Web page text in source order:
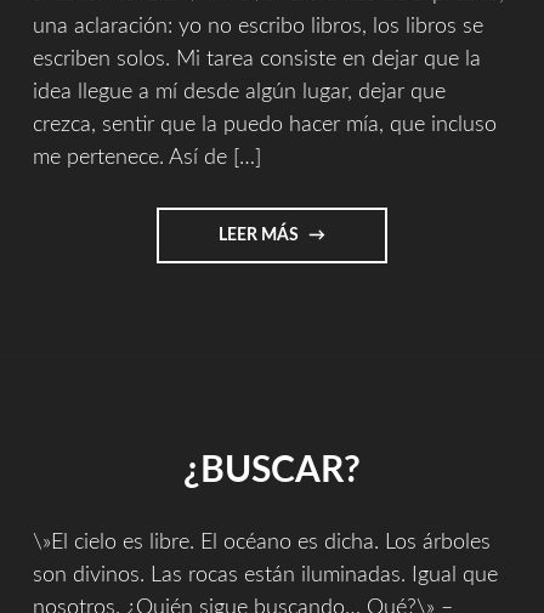
una aclaración: yo no escribo libros, los libros se
escriben solos. Mi tarea consiste en dejar que la
idea llegue a mí desde algún lugar, dejar que
crezca, sentir que la puedo hacer mía, que incluso
me pertenece. Así de […]
LEER MÁS "LA
AUTÉNTICA
¿BUSCAR?
\»El cielo es libre. El océano es dicha. Los árboles
son divinos. Las rocas están iluminadas. Igual que
nosotros. ¿Quién sigue buscando… Qué?\» –